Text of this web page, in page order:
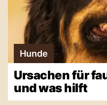
Hunde
Ursachen für
und was hilft